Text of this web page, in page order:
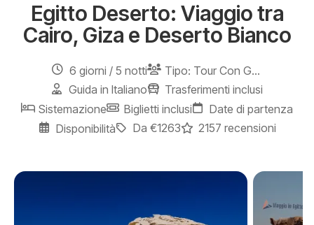
Egitto Deserto: Viaggio tra
Cairo, Giza e Deserto Bianco
6 giorni / 5 notti
Tipo: Tour Con Gruppo - Trasferimento Privato
Guida in Italiano
Trasferimenti inclusi
Sistemazione
Biglietti inclusi
Date di partenza
Disponibilità
Da €1263 2157 recensioni